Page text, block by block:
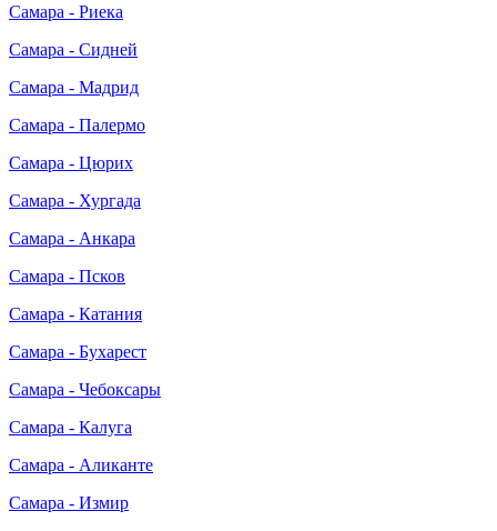
Самара - Риека
Самара - Сидней
Самара - Мадрид
Самара - Палермо
Самара - Цюрих
Самара - Хургада
Самара - Анкара
Самара - Псков
Самара - Катания
Самара - Бухарест
Самара - Чебоксары
Самара - Калуга
Самара - Аликанте
Самара - Измир